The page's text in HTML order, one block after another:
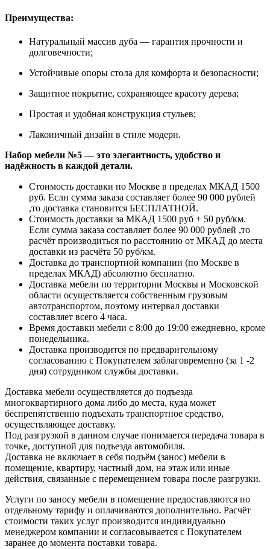
Преимущества:
Натуральный массив дуба — гарантия прочности и
долговечности;
Устойчивые опоры стола для комфорта и безопасности;
Защитное покрытие, сохраняющее красоту дерева;
Простая и удобная конструкция стульев;
Лаконичный дизайн в стиле модерн.
Набор мебели №5 — это элегантность, удобство и
надёжность в каждой детали.
Стоимость доставки по Москве в пределах МКАД 1500
руб. Если сумма заказа составляет более 90 000 рублей
,то доставка становится БЕСПЛАТНОЙ.
Стоимость доставки за МКАД 1500 руб + 50 руб/км.
Если сумма заказа составляет более 90 000 рублей ,то
расчёт производиться по расстоянию от МКАД до места
доставки из расчёта 50 руб/км.
Доставка до транспортной компании (по Москве в
пределах МКАД) абсолютно бесплатно.
Доставка мебели по территории Москвы и Московской
области осуществляется собственным грузовым
автотранспортом, поэтому интервал доставки
составляет всего 4 часа.
Время доставки мебели с 8:00 до 19:00 ежедневно, кроме
понедельника.
Доставка производится по предварительному
согласованию с Покупателем заблаговременно (за 1 -2
дня) сотрудником службы доставки.
Доставка мебели осуществляется до подъезда
многоквартирного дома либо до места, куда может
беспрепятственно подъехать транспортное средство,
осуществляющее доставку.
Под разгрузкой в данном случае понимается передача товара в
точке, доступной для подъезда автомобиля.
Доставка не включает в себя подъём (занос) мебели в
помещение, квартиру, частный дом, на этаж или иные
действия, связанные с перемещением товара после разгрузки.
Услуги по заносу мебели в помещение предоставляются по
отдельному тарифу и оплачиваются дополнительно. Расчёт
стоимости таких услуг производится индивидуально
менеджером компании и согласовывается с Покупателем
заранее до момента поставки товара.